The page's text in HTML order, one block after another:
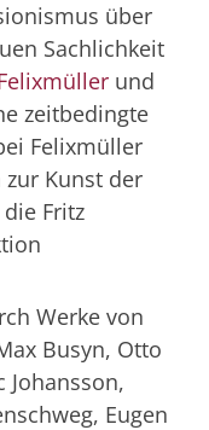
über
Sachlichkeit
und
zeitbedingte
Felixmüller
Kunst der
Fritz
Werke von
Busyn, Otto
Johansson,
Eugen